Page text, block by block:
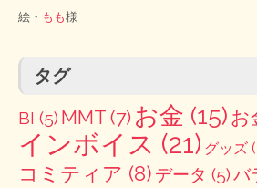
絵・ もも様
タグ
BI (5) MMT (7) お金 (15) お
インボイス (21) グッズ
コミティア (8) データ (5)バ